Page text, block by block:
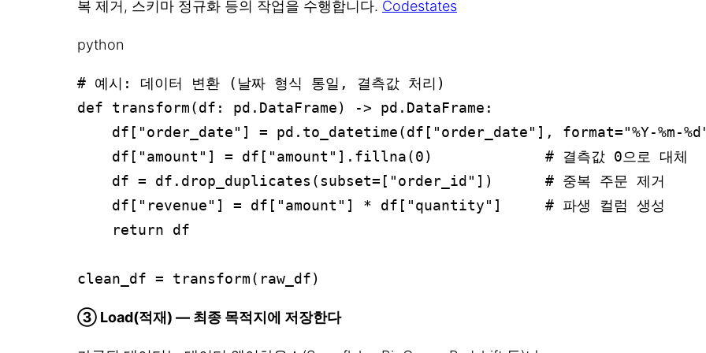
복 제거, 스키마 정규화 등의 작업을 수행합니다. Codestates
python
# 예시: 데이터 변환 (날짜 형식 통일, 결측값 처리)
def transform(df: pd.DataFrame) -> pd.DataFrame:
df["order_date"] = pd.to_datetime(df["order_date"], format="%Y-%m-
    df["amount"] = df["amount"].fillna(0)             # 결측값 0으로 대체
    df = df.drop_duplicates(subset=["order_id"])      # 중복 주문 제거
    df["revenue"] = df["amount"] * df["quantity"]     # 파생 컬럼 생성
    return df
③ Load(적재) — 최종 목적지에 저장한다